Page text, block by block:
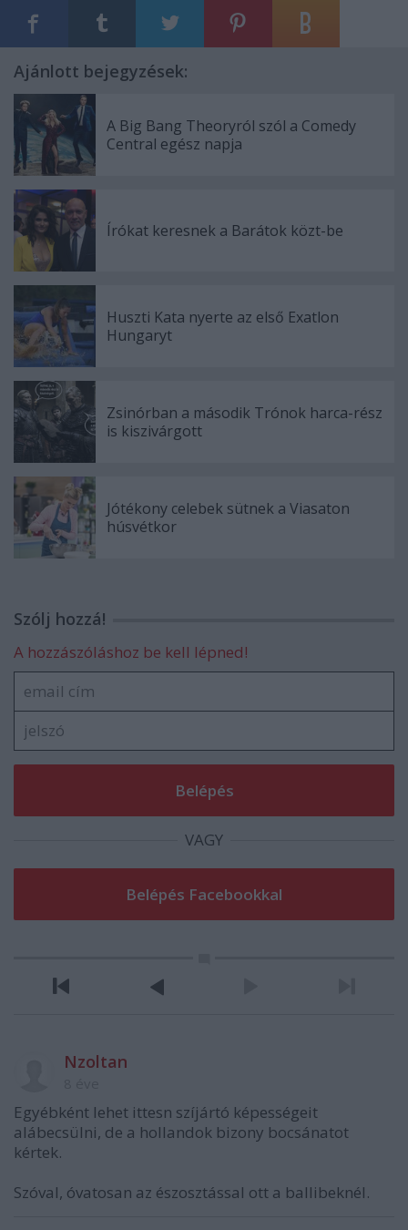
Ajánlott bejegyzések:
A Big Bang Theoryról szól a Comedy
Central egész napja
Írókat keresnek a Barátok közt-be
Huszti Kata nyerte az első Exatlon
Hungaryt
Zsinórban a második Trónok harca-rész
is kiszivárgott
Jótékony celebek sütnek a Viasaton
húsvétkor
Szólj hozzá!
A hozzászóláshoz be kell lépned!
VAGY
Nzoltan
Egyébként lehet ittesn szíjártó képességeit
alábecsülni, de a hollandok bizony bocsánatot
kértek.
Szóval, óvatosan az észosztással ott a ballibeknél.